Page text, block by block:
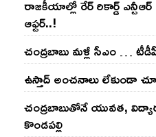
రాజ‌కీయాల్లో రేర్ రికార్డ్
ఆఫ్ట‌ర్‌..!
చంద్ర‌బాబు మ‌ళ్లీ సీఎం …
ఉస్తాద్ అంచ‌నాలు లేకుండా
చంద్ర‌బాబుతోనే యువ‌త‌,
కొండ‌ప‌ల్లి